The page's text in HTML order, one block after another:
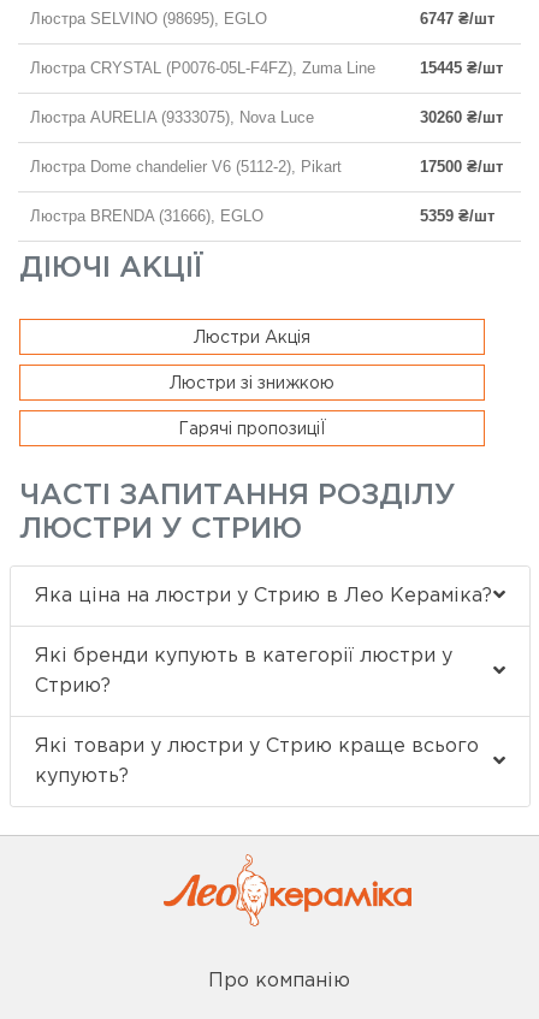
Люстра SELVINO (98695), EGLO 6747 ₴/шт
Люстра CRYSTAL (P0076-05L-F4FZ), Zuma Line 15445 ₴/шт
Люстра AURELIA (9333075), Nova Luce 30260 ₴/шт
Люстра Dome chandelier V6 (5112-2), Pikart 17500 ₴/шт
Люстра BRENDA (31666), EGLO 5359 ₴/шт
ДІЮЧІ АКЦІЇ
Люстри Акція
Люстри зі знижкою
Гарячі пропозиціЇ
ЧАСТІ ЗАПИТАННЯ РОЗДІЛУ
ЛЮСТРИ У СТРИЮ
Яка ціна на люстри у Стрию в Лео Кераміка?
Які бренди купують в категорії люстри у
Стрию?
Які товари у люстри у Стрию краще всього
купують?
Про компанію